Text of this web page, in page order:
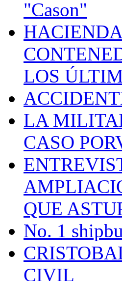
"Cason"
LOS
LA
CASO
QUE
No. 1
CIVIL